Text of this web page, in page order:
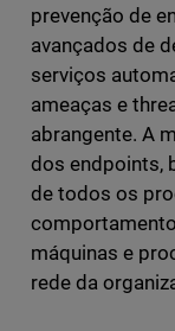
prevenção de
avançados de
serviços
ameaças e
abrangente. A
dos endpoints,
de todos os
máquinas e
rede da